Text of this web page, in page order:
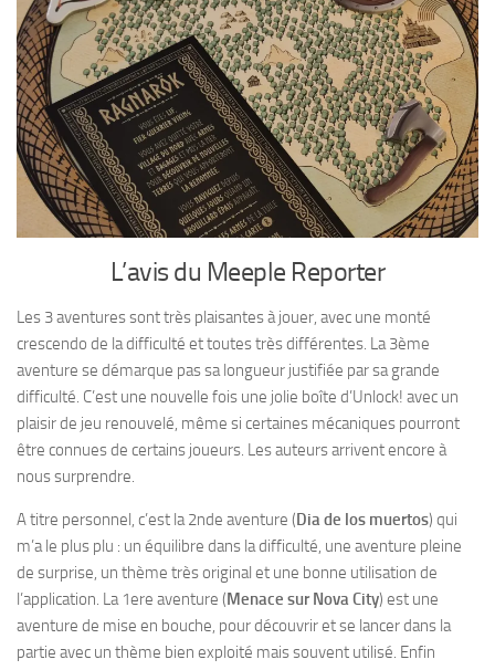
L’avis du Meeple Reporter
Les 3 aventures sont très plaisantes à jouer, avec une monté
crescendo de la difficulté et toutes très différentes. La 3ème
aventure se démarque pas sa longueur justifiée par sa grande
difficulté. C’est une nouvelle fois une jolie boîte d’Unlock! avec un
plaisir de jeu renouvelé, même si certaines mécaniques pourront
être connues de certains joueurs. Les auteurs arrivent encore à
nous surprendre.
A titre personnel, c’est la 2nde aventure (Dia de los muertos) qui
m’a le plus plu : un équilibre dans la difficulté, une aventure pleine
de surprise, un thème très original et une bonne utilisation de
l’application. La 1ere aventure (Menace sur Nova City) est une
aventure de mise en bouche, pour découvrir et se lancer dans la
partie avec un thème bien exploité mais souvent utilisé. Enfin